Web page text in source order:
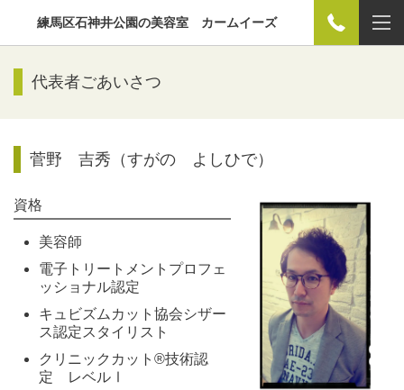
練馬区石神井公園の美容室 カームイーズ
代表者ごあいさつ
菅野 吉秀 （すがの よしひで）
資格
美容師
電子トリートメントプロフェ
ッショナル認定
キュビズムカット協会シザー
ス認定スタイリスト
クリニックカット®技術認
定 レベルⅠ